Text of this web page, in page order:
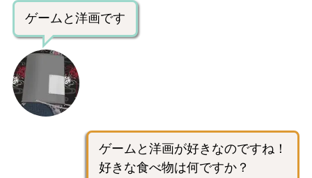
ゲームと洋画です
ゲームと洋画が好きなのですね！
好きな食べ物は何ですか？